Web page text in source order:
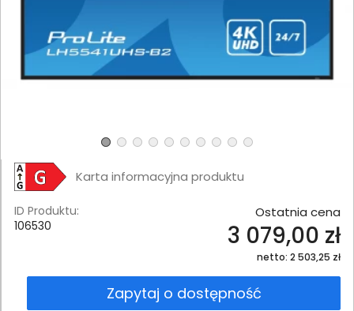
Karta informacyjna produktu
ID Produktu:
106530
Ostatnia cena
3 079,00 zł
netto: 2 503,25 zł
Zapytaj o dostępność